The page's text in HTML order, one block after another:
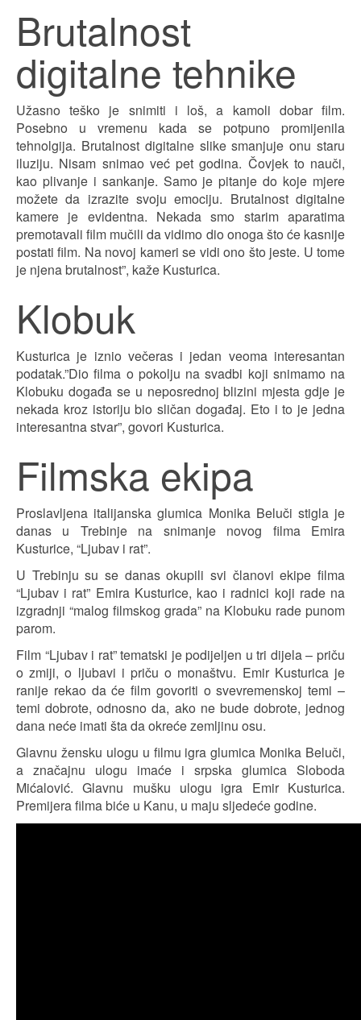
Brutalnost
digitalne tehnike
Užasno teško je snimiti i loš, a kamoli dobar film.
Posebno u vremenu kada se potpuno promijenila
tehnolgija. Brutalnost digitalne slike smanjuje onu staru
iluziju. Nisam snimao već pet godina. Čovjek to nauči,
kao plivanje i sankanje. Samo je pitanje do koje mjere
možete da izrazite svoju emociju. Brutalnost digitalne
kamere je evidentna. Nekada smo starim aparatima
premotavali film mučili da vidimo dio onoga što će kasnije
postati film. Na novoj kameri se vidi ono što jeste. U tome
je njena brutalnost”, kaže Kusturica.
Klobuk
Kusturica je iznio večeras i jedan veoma interesantan
podatak.”Dio filma o pokolju na svadbi koji snimamo na
Klobuku događa se u neposrednoj blizini mjesta gdje je
nekada kroz istoriju bio sličan događaj. Eto i to je jedna
interesantna stvar”, govori Kusturica.
Filmska ekipa
Proslavljena italijanska glumica Monika Beluči stigla je
danas u Trebinje na snimanje novog filma Emira
Kusturice, “Ljubav i rat”.
U Trebinju su se danas okupili svi članovi ekipe filma
“Ljubav i rat” Emira Kusturice, kao i radnici koji rade na
izgradnji “malog filmskog grada” na Klobuku rade punom
parom.
Film “Ljubav i rat” tematski je podijeljen u tri dijela – priču
o zmiji, o ljubavi i priču o monaštvu. Emir Kusturica je
ranije rekao da će film govoriti o svevremenskoj temi –
temi dobrote, odnosno da, ako ne bude dobrote, jednog
dana neće imati šta da okreće zemljinu osu.
Glavnu žensku ulogu u filmu igra glumica Monika Beluči,
a značajnu ulogu imaće i srpska glumica Sloboda
Mićalović. Glavnu mušku ulogu igra Emir Kusturica.
Premijera filma biće u Kanu, u maju sljedeće godine.